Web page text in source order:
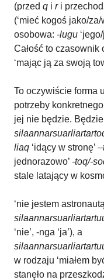
(przed q i ri
(‘mieć kogoś jako/
osobowa: -lugu
Całość to
‘mając ją za swoją
To oczywiście forma
potrzeby
jej nie będzie.
liaq ‘idący w stronę’ –
jednorazowo’ -toq/-
stale latający w
‘nie jestem
‘nie’, -nga ‘ja’), a
w rodzaju ‘miałem
stanęło na